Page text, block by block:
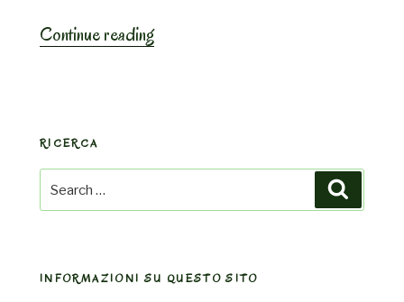
Continue reading“Pasta
RICERCA
Search
for:
INFORMAZIONI SU QUESTO SITO